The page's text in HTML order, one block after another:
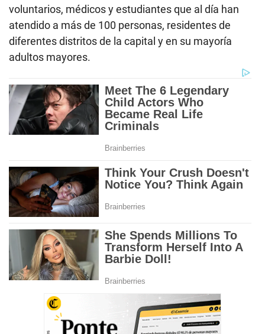
voluntarios, médicos y estudiantes que al día han
atendido a más de 100 personas, residentes de
diferentes distritos de la capital y en su mayoría
adultos mayores.